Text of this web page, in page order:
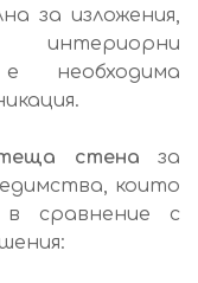
за изложения,
необходима
стена за
които
сравнение с